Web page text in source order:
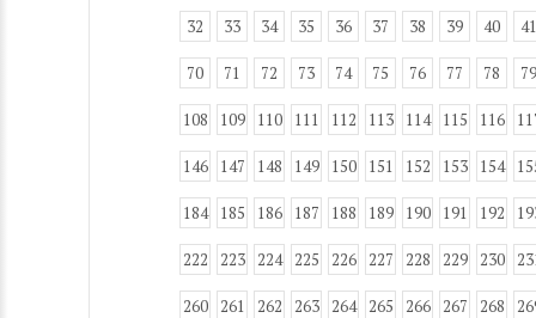
32 33 34 35 36 37 38 39 40 41
70 71 72 73 74 75 76 77 78 79
108 109 110 111 112 113 114 115 116
146 147 148 149 150 151 152 153 154
184 185 186 187 188 189 190 191 192
222 223 224 225 226 227 228 229 230
260 261 262 263 264 265 266 267 268